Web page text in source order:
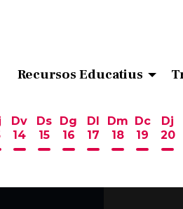
Recursos Educatius
d'agost12 d'agost
13 d'agost
Dv
14
Divendres 14 d'agost
Ds
15
Dissabte 15 d'agost
Dg
16
Diumenge 16
Dl
17
Dilluns 17
Dm
18
Dimarts 18
Dc
19
Dj
20